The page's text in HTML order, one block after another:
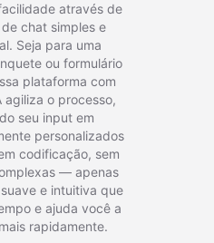
através de
chat simples e
Seja para uma
ou formulário
plataforma com
agiliza o processo,
seu input em
personalizados
codificação, sem
— apenas
e intuitiva que
e ajuda você a
rapidamente.